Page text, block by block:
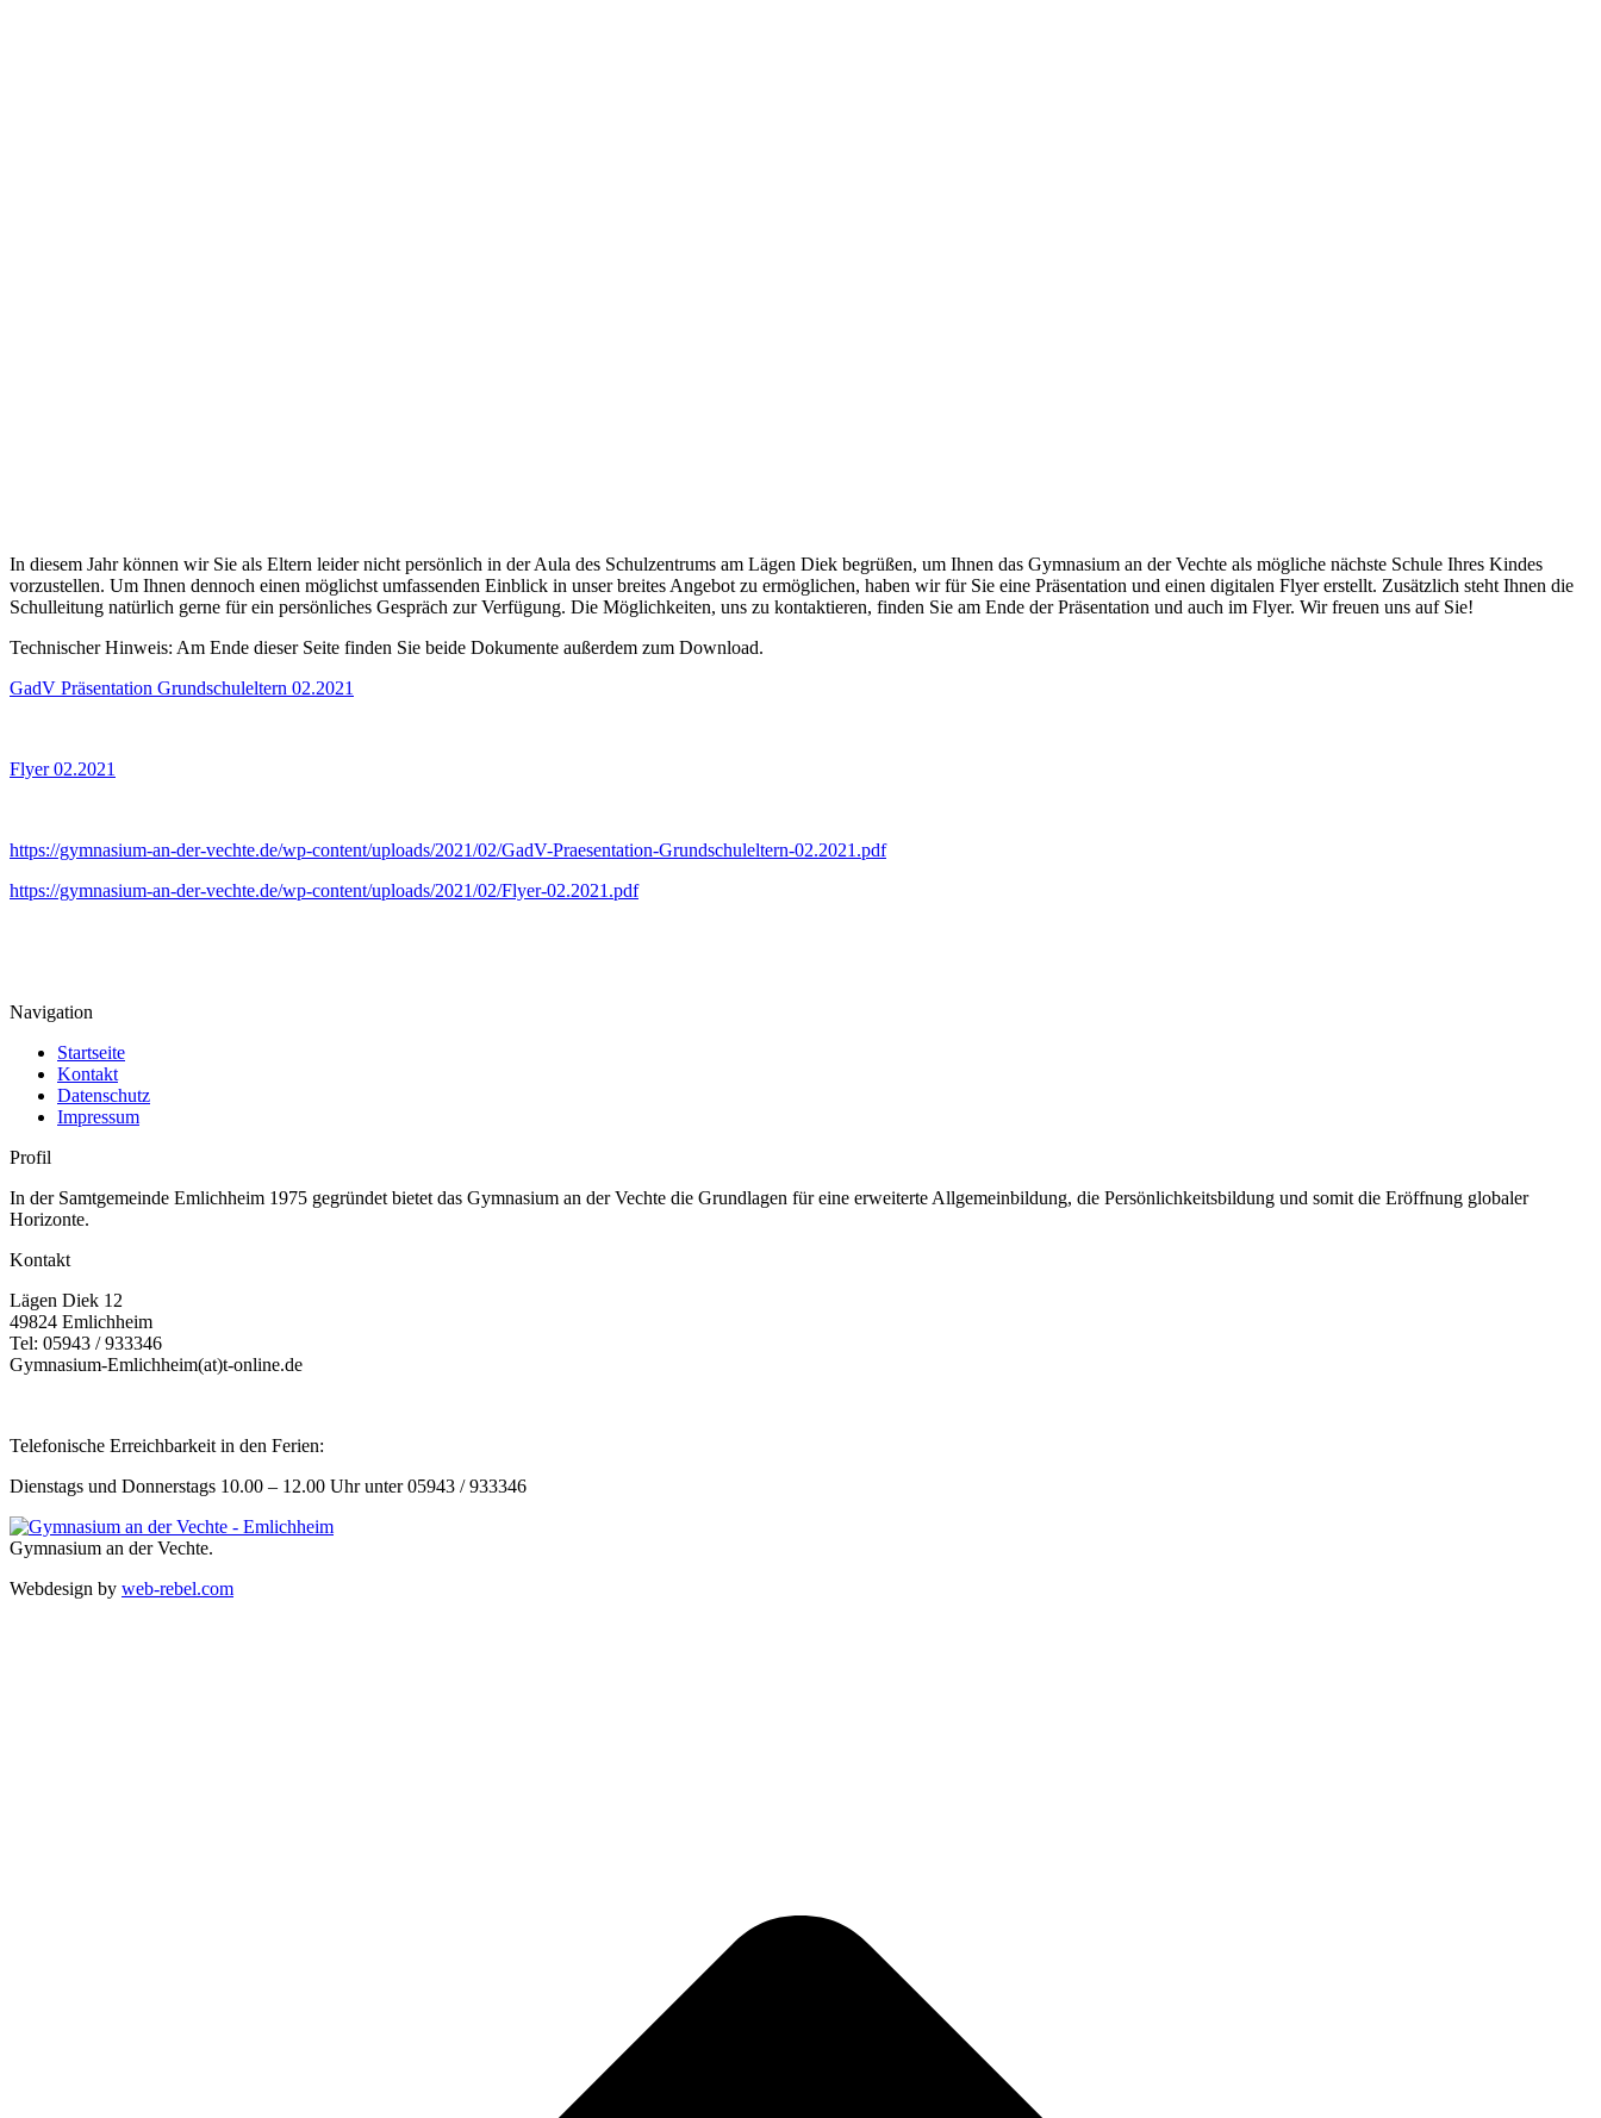
In diesem Jahr können wir Sie als Eltern leider nicht persönlich in der Aula des Schulzentrums am Lägen Diek begrüßen, um Ihnen das Gymnasium an der Vechte als mögliche nächste Schule Ihres Kindes
vorzustellen. Um Ihnen dennoch einen möglichst umfassenden Einblick in unser breites Angebot zu ermöglichen, haben wir für Sie eine Präsentation und einen digitalen Flyer erstellt. Zusätzlich steht Ihnen die
Schulleitung natürlich gerne für ein persönliches Gespräch zur Verfügung. Die Möglichkeiten, uns zu kontaktieren, finden Sie am Ende der Präsentation und auch im Flyer. Wir freuen uns auf Sie!
Technischer Hinweis: Am Ende dieser Seite finden Sie beide Dokumente außerdem zum Download.
GadV Präsentation Grundschuleltern 02.2021
Flyer 02.2021
https://gymnasium-an-der-vechte.de/wp-content/uploads/2021/02/GadV-Praesentation-Grundschuleltern-02.2021.pdf
https://gymnasium-an-der-vechte.de/wp-content/uploads/2021/02/Flyer-02.2021.pdf
Navigation
Startseite
Kontakt
Datenschutz
Impressum
Profil
In der Samtgemeinde Emlichheim 1975 gegründet bietet das Gymnasium an der Vechte die Grundlagen für eine erweiterte Allgemeinbildung, die Persönlichkeitsbildung und somit die Eröffnung globaler
Horizonte.
Kontakt
Lägen Diek 12
49824 Emlichheim
Tel: 05943 / 933346
Gymnasium-Emlichheim(at)t-online.de
Telefonische Erreichbarkeit in den Ferien:
Dienstags und Donnerstags 10.00 – 12.00 Uhr unter 05943 / 933346
Gymnasium an der Vechte.
Webdesign by web-rebel.com